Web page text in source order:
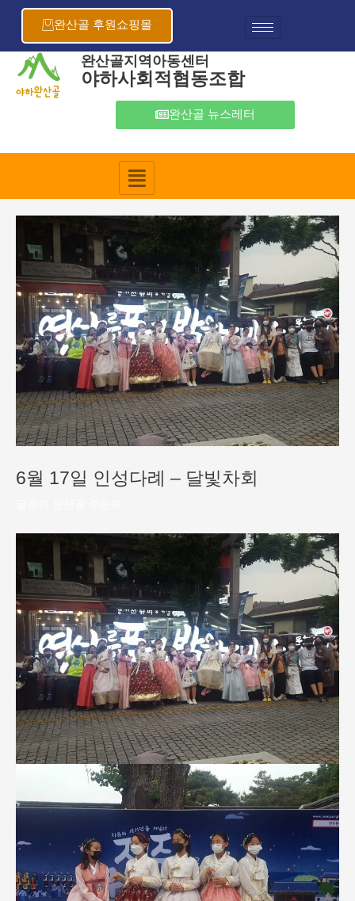
완산골 후원쇼핑몰
완산골지역아동센터
야하사회적협동조합
완산골 뉴스레터
6월 17일 인성다례 – 달빛차회
포
트
탐
색